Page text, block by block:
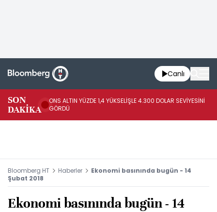
Canlı
SON
DAKİKA
ONS ALTIN YÜZDE 1,4 YÜKSELİŞLE 4.300 DOLAR SEVİYESİNİ
GÖRDÜ
Bloomberg HT Haberler
Ekonomi basınında bugün - 14
Şubat 2018
Ekonomi basınında bugün - 14